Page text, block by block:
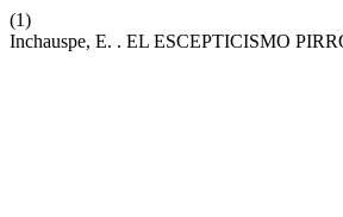
(1)
Inchauspe, E. . EL ESCEPTICISMO